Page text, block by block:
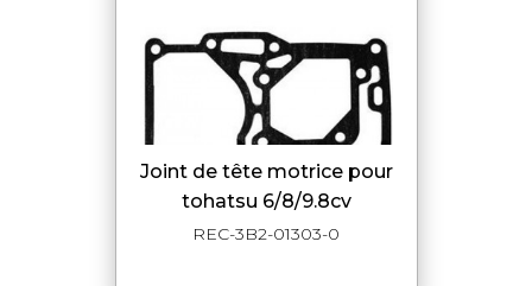
joint de tête motrice pour
tohatsu 6/8/9.8cv
REC-3B2-01303-0